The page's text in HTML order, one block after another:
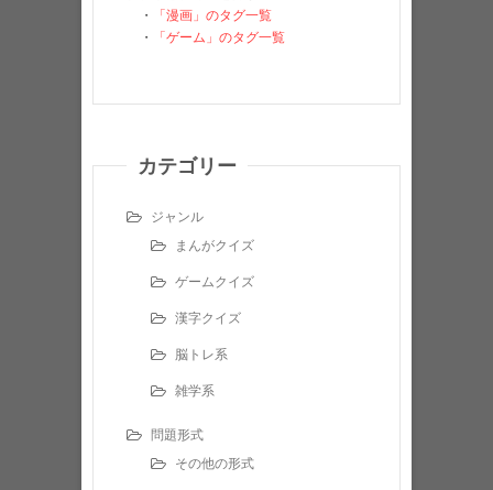
・
「漫画」のタグ一覧
・
「ゲーム」のタグ一覧
カテゴリー
ジャンル
まんがクイズ
ゲームクイズ
漢字クイズ
脳トレ系
雑学系
問題形式
その他の形式